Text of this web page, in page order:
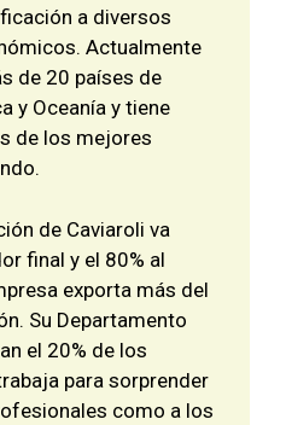
a diversos
Actualmente
de 20 países de
y Oceanía y tiene
de los mejores
de Caviaroli va
final y el 80% al
exporta más del
Su Departamento
el 20% de los
para sorprender
como a los